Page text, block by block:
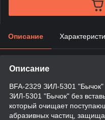
Описание
Описание
BFA-2329 ЗИЛ-5301
ЗИЛ-5301 "Бычок" без
который очищает
абразивных частиц,